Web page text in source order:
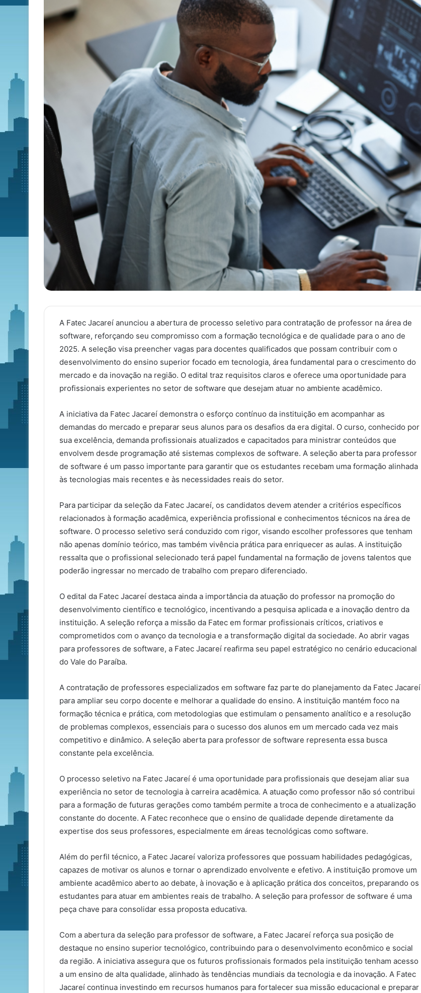
A Fatec Jacareí anunciou a abertura de processo seletivo para contratação de professor na área de
software, reforçando seu compromisso com a formação tecnológica e de qualidade para o ano de
2025. A seleção visa preencher vagas para docentes qualificados que possam contribuir com o
desenvolvimento do ensino superior focado em tecnologia, área fundamental para o crescimento do
mercado e da inovação na região. O edital traz requisitos claros e oferece uma oportunidade para
profissionais experientes no setor de software que desejam atuar no ambiente acadêmico.
A iniciativa da Fatec Jacareí demonstra o esforço contínuo da instituição em acompanhar as
demandas do mercado e preparar seus alunos para os desafios da era digital. O curso, conhecido por
sua excelência, demanda profissionais atualizados e capacitados para ministrar conteúdos que
envolvem desde programação até sistemas complexos de software. A seleção aberta para professor
de software é um passo importante para garantir que os estudantes recebam uma formação alinhada
às tecnologias mais recentes e às necessidades reais do setor.
Para participar da seleção da Fatec Jacareí, os candidatos devem atender a critérios específicos
relacionados à formação acadêmica, experiência profissional e conhecimentos técnicos na área de
software. O processo seletivo será conduzido com rigor, visando escolher professores que tenham
não apenas domínio teórico, mas também vivência prática para enriquecer as aulas. A instituição
ressalta que o profissional selecionado terá papel fundamental na formação de jovens talentos que
poderão ingressar no mercado de trabalho com preparo diferenciado.
O edital da Fatec Jacareí destaca ainda a importância da atuação do professor na promoção do
desenvolvimento científico e tecnológico, incentivando a pesquisa aplicada e a inovação dentro da
instituição. A seleção reforça a missão da Fatec em formar profissionais críticos, criativos e
comprometidos com o avanço da tecnologia e a transformação digital da sociedade. Ao abrir vagas
para professores de software, a Fatec Jacareí reafirma seu papel estratégico no cenário educacional
do Vale do Paraíba.
A contratação de professores especializados em software faz parte do planejamento da Fatec Jacareí
para ampliar seu corpo docente e melhorar a qualidade do ensino. A instituição mantém foco na
formação técnica e prática, com metodologias que estimulam o pensamento analítico e a resolução
de problemas complexos, essenciais para o sucesso dos alunos em um mercado cada vez mais
competitivo e dinâmico. A seleção aberta para professor de software representa essa busca
constante pela excelência.
O processo seletivo na Fatec Jacareí é uma oportunidade para profissionais que desejam aliar sua
experiência no setor de tecnologia à carreira acadêmica. A atuação como professor não só contribui
para a formação de futuras gerações como também permite a troca de conhecimento e a atualização
constante do docente. A Fatec reconhece que o ensino de qualidade depende diretamente da
expertise dos seus professores, especialmente em áreas tecnológicas como software.
Além do perfil técnico, a Fatec Jacareí valoriza professores que possuam habilidades pedagógicas,
capazes de motivar os alunos e tornar o aprendizado envolvente e efetivo. A instituição promove um
ambiente acadêmico aberto ao debate, à inovação e à aplicação prática dos conceitos, preparando os
estudantes para atuar em ambientes reais de trabalho. A seleção para professor de software é uma
peça chave para consolidar essa proposta educativa.
Com a abertura da seleção para professor de software, a Fatec Jacareí reforça sua posição de
destaque no ensino superior tecnológico, contribuindo para o desenvolvimento econômico e social
da região. A iniciativa assegura que os futuros profissionais formados pela instituição tenham acesso
a um ensino de alta qualidade, alinhado às tendências mundiais da tecnologia e da inovação. A Fatec
Jacareí continua investindo em recursos humanos para fortalecer sua missão educacional e preparar